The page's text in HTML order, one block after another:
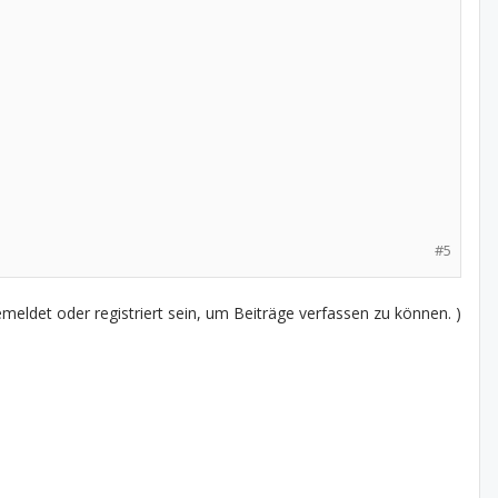
#5
oder registriert sein, um Beiträge verfassen zu können. )